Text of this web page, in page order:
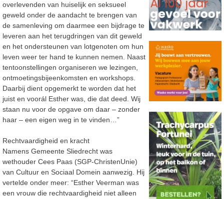
overlevenden van huiselijk en seksueel
geweld onder de aandacht te brengen van
de samenleving om daarmee een bijdrage te
leveren aan het terugdringen van dit geweld
en het ondersteunen van lotgenoten om hun
leven weer ter hand te kunnen nemen. Naast
tentoonstellingen organiseren we lezingen,
ontmoetingsbijeenkomsten en workshops.
Daarbij dient opgemerkt te worden dat het
juist en voorál Esther was, die dat deed. Wij
staan nu voor de opgave om daar – zonder
haar – een eigen weg in te vinden…”
Rechtvaardigheid en kracht
Namens Gemeente Sliedrecht was
wethouder Cees Paas (SGP-ChristenUnie)
van Cultuur en Sociaal Domein aanwezig. Hij
vertelde onder meer: “Esther Veerman was
een vrouw die rechtvaardigheid niet alleen